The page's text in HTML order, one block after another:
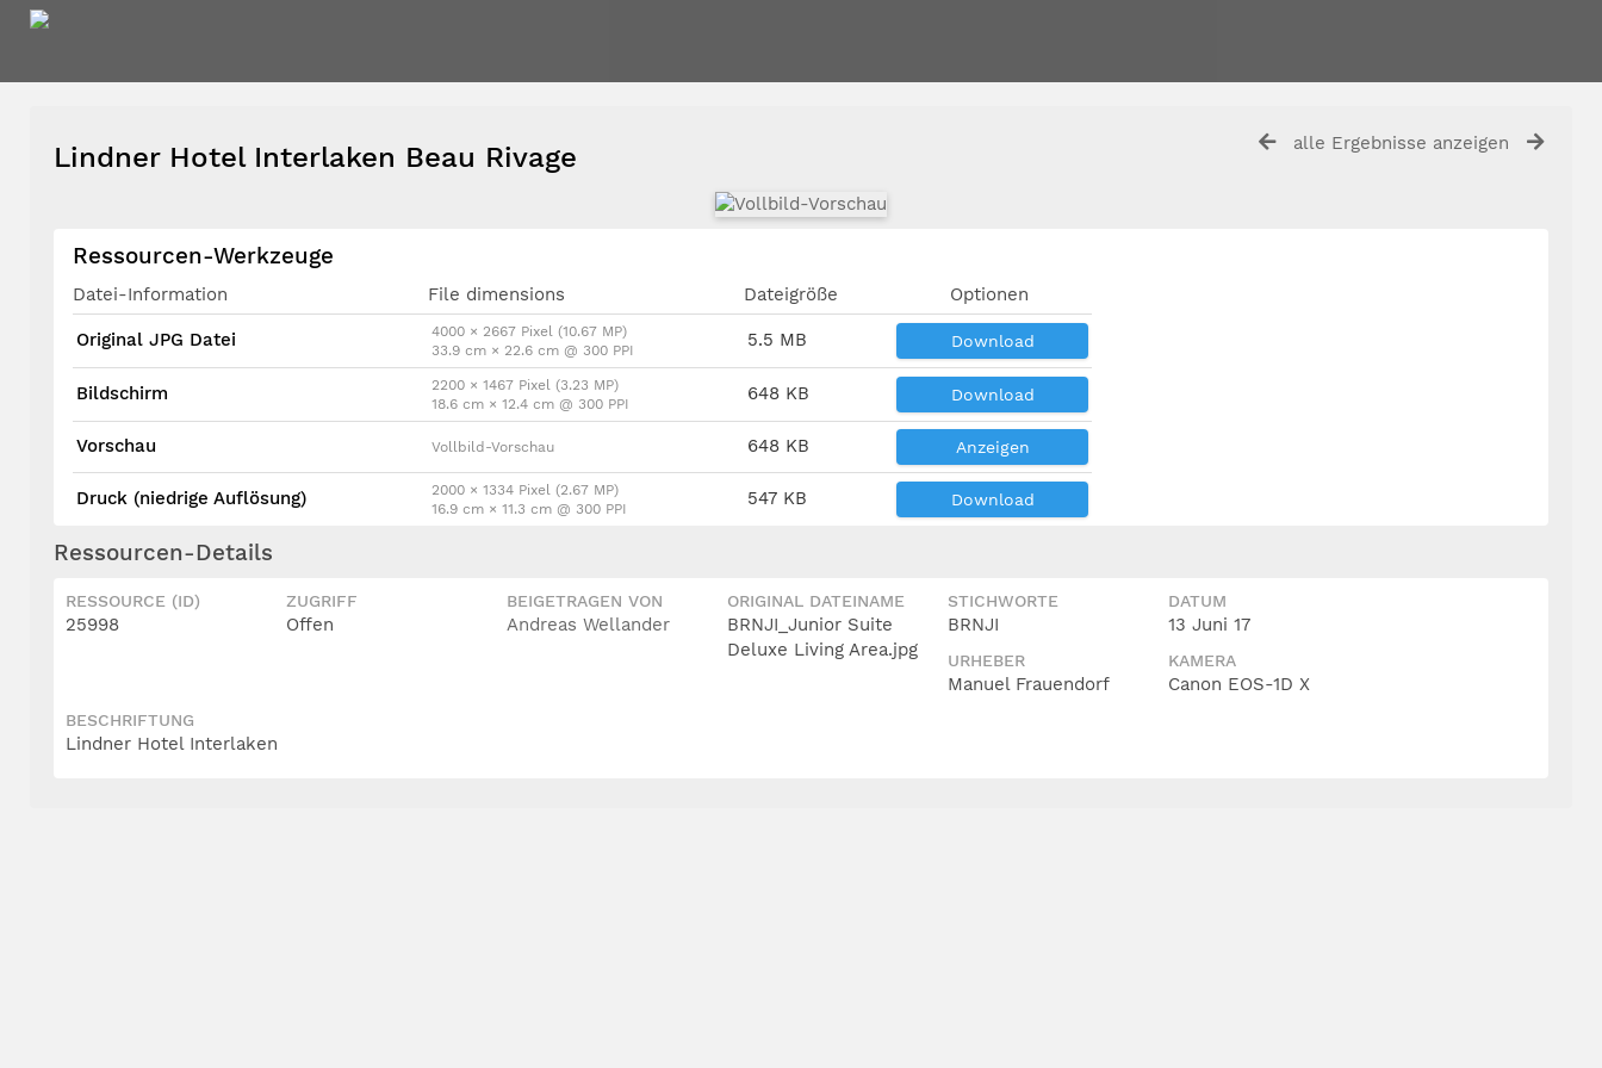
alle Ergebnisse anzeigen
Lindner Hotel Interlaken Beau Rivage
Ressourcen-Werkzeuge
Datei-Information File dimensions Dateigröße Optionen
Original JPG Datei
4000 × 2667 Pixel (10.67 MP)
33.9 cm × 22.6 cm @ 300 PPI
5.5 MB Download
Bildschirm
2200 × 1467 Pixel (3.23 MP)
18.6 cm × 12.4 cm @ 300 PPI
648 KB Download
Vorschau Vollbild-Vorschau 648 KB Anzeigen
Druck (niedrige Auflösung)
2000 × 1334 Pixel (2.67 MP)
16.9 cm × 11.3 cm @ 300 PPI
547 KB Download
Ressourcen-Details
RESSOURCE (ID)
25998
ZUGRIFF
Offen
BEIGETRAGEN VON
Andreas Wellander
ORIGINAL DATEINAME
BRNJI_Junior Suite
Deluxe Living Area.jpg
STICHWORTE
BRNJI
DATUM
13 Juni 17
URHEBER
Manuel Frauendorf
KAMERA
Canon EOS-1D X
BESCHRIFTUNG
Lindner Hotel Interlaken